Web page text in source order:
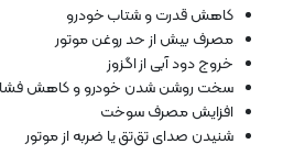
کاهش قدرت و شتاب خودرو
مصرف بیش از حد روغن موتور
خروج دود آبی از اگزوز
سخت روشن شدن خودرو و کاهش فشار
افزایش مصرف سوخت
شنیدن صدای تق‌تق یا ضربه از موتور